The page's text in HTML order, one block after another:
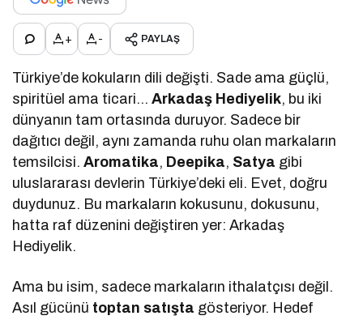
+ - PAYLAŞ
Türkiye’de kokuların dili değişti. Sade ama güçlü,
spiritüel ama ticari…Arkadaş Hediyelik, bu iki
dünyanın tam ortasında duruyor. Sadece bir
dağıtıcı değil, aynı zamanda ruhu olan markaların
temsilcisi.Aromatika, Deepika, Satya gibi
uluslararası devlerin Türkiye’deki eli. Evet, doğru
duydunuz. Bu markaların kokusunu, dokusunu,
hatta raf düzenini değiştiren yer: Arkadaş
Hediyelik.
Ama bu isim, sadece markaların ithalatçısı değil.
Asıl gücünü toptan satışta gösteriyor. Hedef